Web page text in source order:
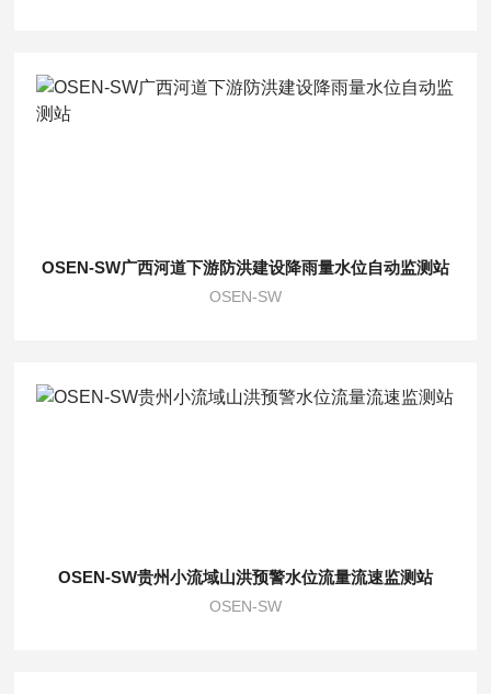
OSEN-SW广西河道下游防洪建设降雨量水位自动监测站
OSEN-SW
OSEN-SW贵州小流域山洪预警水位流量流速监测站
OSEN-SW